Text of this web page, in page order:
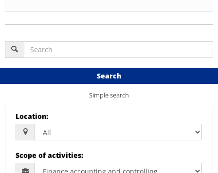
Search
Simple search
Location:
Scope of activities: